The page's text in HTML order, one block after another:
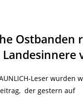
Ostbanden
Leser wurden
der gestern auf